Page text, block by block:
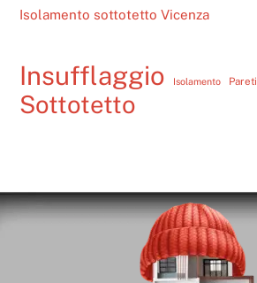
Isolamento sottotetto Vicenza
Insufflaggio Isolamento Pareti
Sottotetto